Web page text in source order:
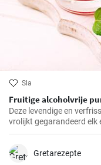
Sla
Fruitige alcoholvrije
Deze levendige en
vrolijkt gegarandeerd elk
Gretarezepte